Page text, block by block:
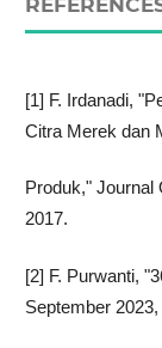
[1] F. Irdanadi,
Citra Merek dan
Produk," Journal
2017.
[2] F. Purwanti,
September